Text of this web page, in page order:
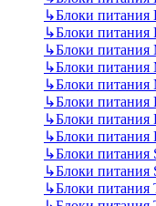
↳Блоки питания
↳Блоки питания
↳Блоки питания
↳Блоки питания
↳Блоки питания
↳Блоки питания
↳Блоки питания
↳Блоки питания
↳Блоки питания
↳Блоки питания
↳Блоки питания